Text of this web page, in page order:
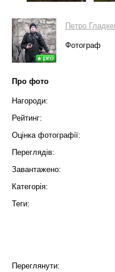
Петро
Фотограф
Про фото
Нагороди:
Рейтинг:
Оцінка фотографії:
Переглядів:
Завантажено:
Категорія:
Теги:
Переглянути: